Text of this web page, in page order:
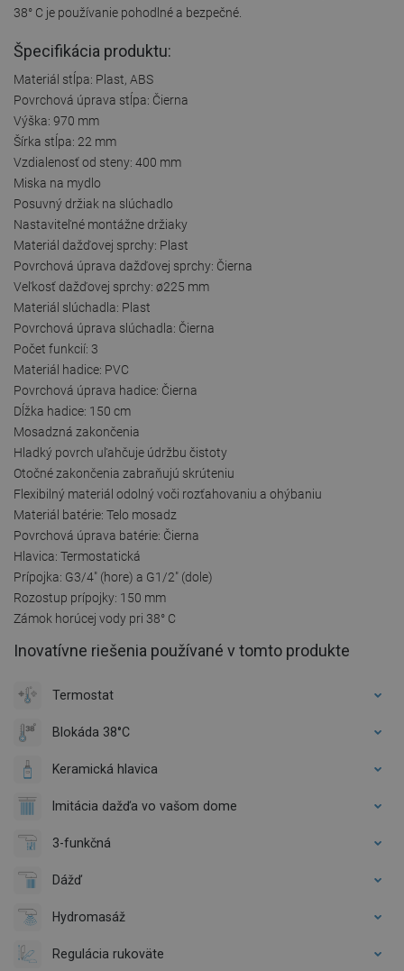
38° C je používanie pohodlné a bezpečné.
Špecifikácia produktu:
Materiál stĺpa: Plast, ABS
Povrchová úprava stĺpa: Čierna
Výška: 970 mm
Šírka stĺpa: 22 mm
Vzdialenosť od steny: 400 mm
Miska na mydlo
Posuvný držiak na slúchadlo
Nastaviteľné montážne držiaky
Materiál dažďovej sprchy: Plast
Povrchová úprava dažďovej sprchy: Čierna
Veľkosť dažďovej sprchy: ø225 mm
Materiál slúchadla: Plast
Povrchová úprava slúchadla: Čierna
Počet funkcií: 3
Materiál hadice: PVC
Povrchová úprava hadice: Čierna
Dĺžka hadice: 150 cm
Mosadzná zakončenia
Hladký povrch uľahčuje údržbu čistoty
Otočné zakončenia zabraňujú skrúteniu
Flexibilný materiál odolný voči rozťahovaniu a ohýbaniu
Materiál batérie: Telo mosadz
Povrchová úprava batérie: Čierna
Hlavica: Termostatická
Prípojka: G3/4" (hore) a G1/2" (dole)
Rozostup prípojky: 150 mm
Zámok horúcej vody pri 38° C
Inovatívne riešenia používané v tomto produkte
Termostat
Blokáda 38°C
Keramická hlavica
Imitácia dažďa vo vašom dome
3-funkčná
Dážď
Hydromasáž
Regulácia rukoväte